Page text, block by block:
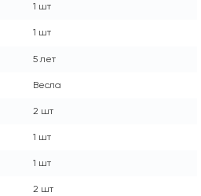
1 шт
1 шт
5 лет
Весла
2 шт
1 шт
1 шт
2 шт